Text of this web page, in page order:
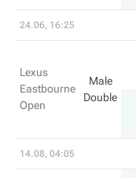
24.06, 16:25
Lexus
Eastbourne
Open
Male
Double
14.08, 04:05